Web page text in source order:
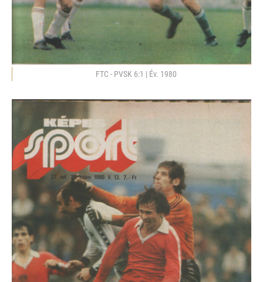
FTC - PVSK 6:1 | Év. 1980